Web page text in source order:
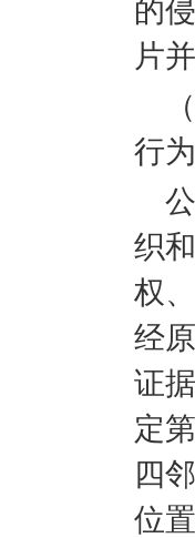
的
片
行
织
权
经
证
定
四
位